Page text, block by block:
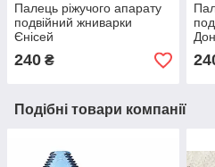
Палець ріжучого апарату
подвійний жниварки
Єнісей
240 ₴
Подібні товари компанії